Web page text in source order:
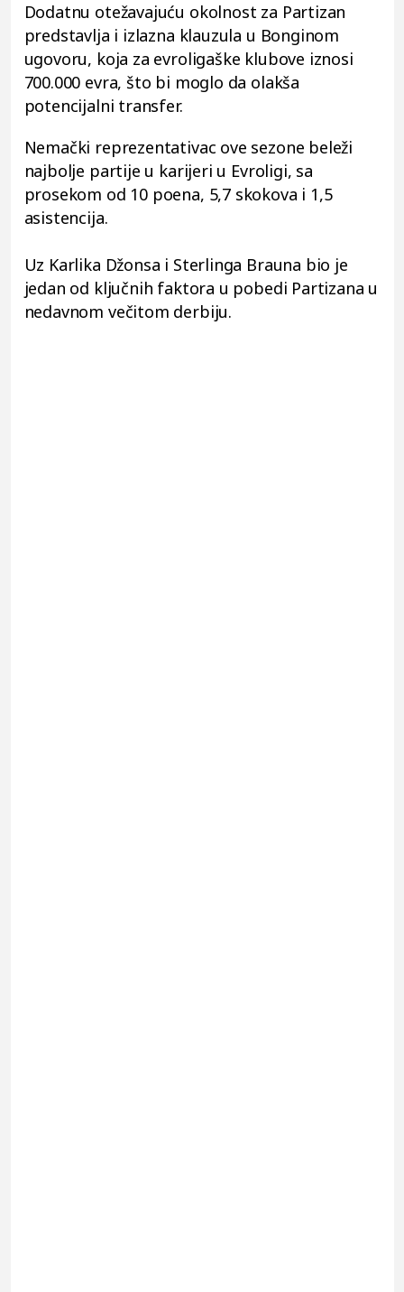
Dodatnu otežavajuću okolnost za Partizan
predstavlja i izlazna klauzula u Bonginom
ugovoru, koja za evroligaške klubove iznosi
700.000 evra, što bi moglo da olakša
potencijalni transfer.
Nemački reprezentativac ove sezone beleži
najbolje partije u karijeri u Evroligi, sa
prosekom od 10 poena, 5,7 skokova i 1,5
asistencija.
Uz Karlika Džonsa i Sterlinga Brauna bio je
jedan od ključnih faktora u pobedi Partizana u
nedavnom večitom derbiju.